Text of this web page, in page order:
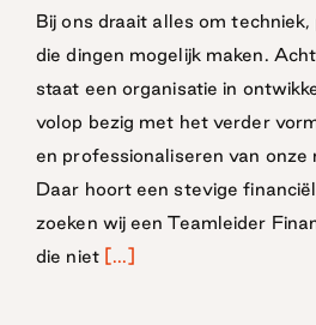
Finance
Bij ons draait alles om
die dingen mogelijk maken.
staat een organisatie in
volop bezig met het verder
en professionaliseren van onze
Daar hoort een stevige
zoeken wij een Teamleider
die niet [...]